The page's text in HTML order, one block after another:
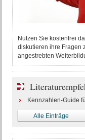
Nutzen Sie kostenfrei
diskutieren ihre Fragen
angestrebten
Kennzahlen-Guide
Alle Einträge